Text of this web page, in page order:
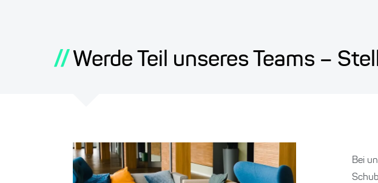
//Werde Teil unseres Teams –
Bei